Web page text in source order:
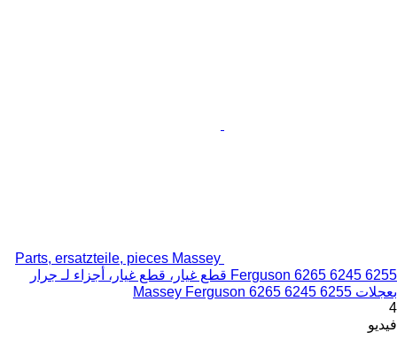
Parts, ersatzteile, pieces Massey
Ferguson 6265 6245 6255 قطع غيار، قطع غيار، أجزاء لـ جرار
بعجلات Massey Ferguson 6265 6245 6255
4
فيديو